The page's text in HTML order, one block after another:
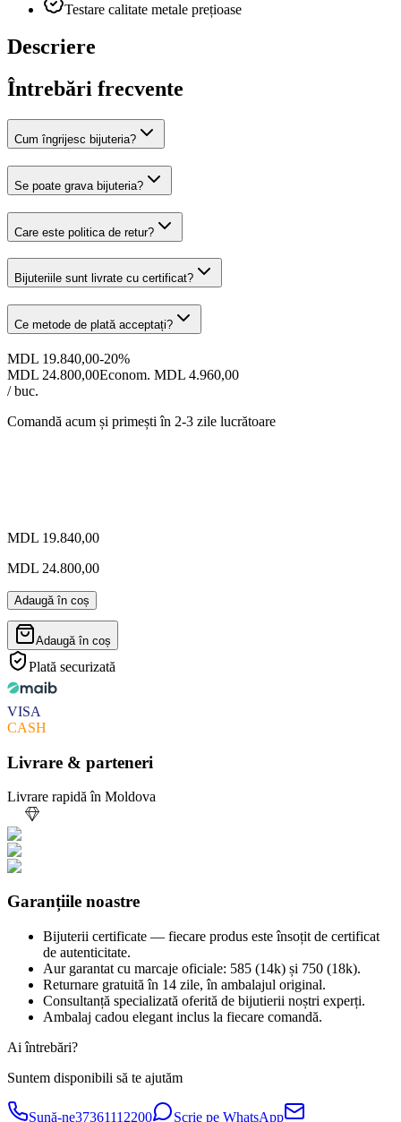
Testare calitate metale prețioase
Descriere
Întrebări frecvente
Cum îngrijesc bijuteria?
Se poate grava bijuteria?
Care este politica de retur?
Bijuteriile sunt livrate cu certificat?
Ce metode de plată acceptați?
MDL 19.840,00-20%
MDL 24.800,00Econom. MDL 4.960,00
/ buc.
Comandă acum și primești în 2-3 zile lucrătoare
MDL 19.840,00
MDL 24.800,00
Adaugă în coș
Adaugă în coș
Plată securizată
VISA
CASH
Livrare & parteneri
Livrare rapidă în Moldova
Garanțiile noastre
Bijuterii certificate — fiecare produs este însoțit de certificat
de autenticitate.
Aur garantat cu marcaje oficiale: 585 (14k) și 750 (18k).
Returnare gratuită în 14 zile, în ambalajul original.
Consultanță specializată oferită de bijutierii noștri experți.
Ambalaj cadou elegant inclus la fiecare comandă.
Ai întrebări?
Suntem disponibili să te ajutăm
Sună-ne37361112200 Scrie pe WhatsApp